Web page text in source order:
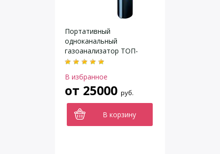
Портативный
одноканальный
газоанализатор ТОП-
СЕНС 510
В избранное
от 25000 руб.
В корзину